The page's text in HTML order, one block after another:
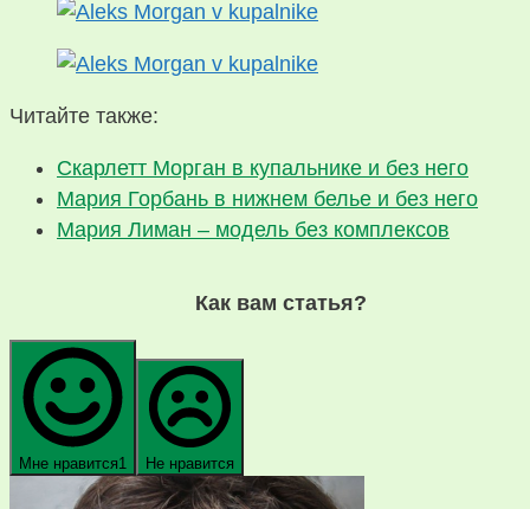
Читайте также:
Скарлетт Морган в купальнике и без него
Мария Горбань в нижнем белье и без него
Мария Лиман – модель без комплексов
Как вам статья?
Мне нравится1 Не нравится